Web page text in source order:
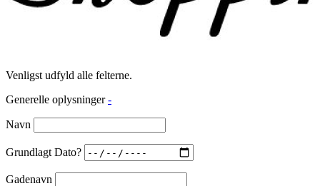
Venligst udfyld alle felterne.
Generelle oplysninger -
Navn
Grundlagt Dato?
Gadenavn